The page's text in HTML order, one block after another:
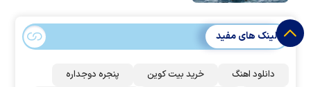
لینک های مفید
دانلود اهنگ خرید بیت کوین پنجره دوجداره